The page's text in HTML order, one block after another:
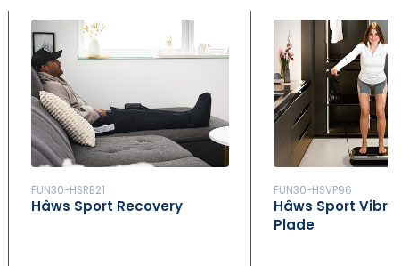
FUN30-HSRB21
Hâws Sport Recovery
FUN30-HSVP96
Hâws Sport
Plade